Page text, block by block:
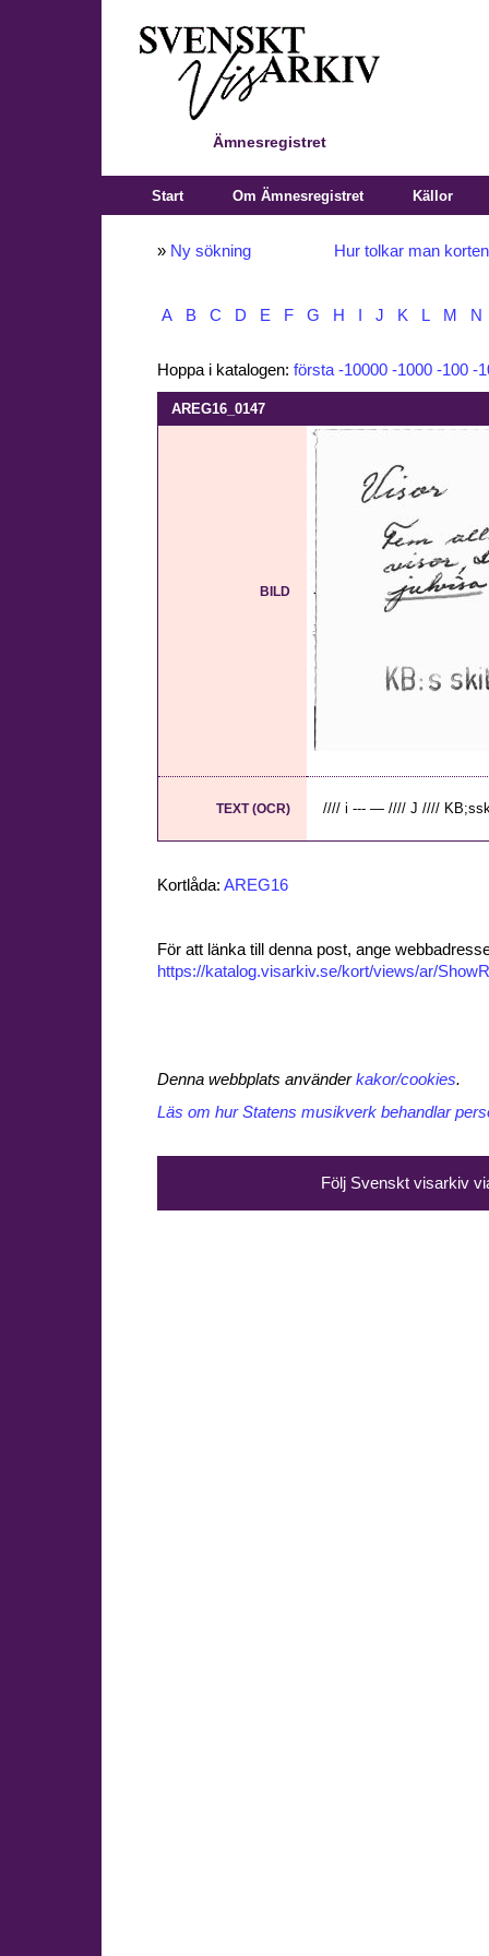
Ämnesregistret
Start Om Ämnesregistret Källor
» Ny sökning Hur tolkar man
A B C D E F G H J K L M N
Hoppa i katalogen: första -10000 -1000 -100 -
AREG16_0147
BILD
TEXT (OCR) //// i --- — //// J ////
Kortlåda: AREG16
För att länka till denna post, ange
https://katalog.visarkiv.se/kort/views/ar/
Denna webbplats använderkakor/cookies.
Läs om hur Statens musikverk behandlar
Följ Svenskt visarkiv